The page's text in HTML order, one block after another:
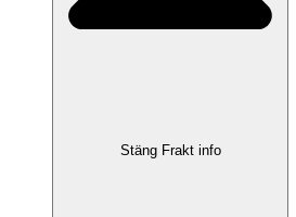
Stäng Frakt info